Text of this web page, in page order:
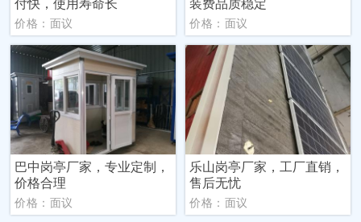
价格：面议 价格：面议
巴中岗亭厂家，专业定制，
价格合理
价格：面议
乐山岗亭厂家，工厂直销，
售后无忧
价格：面议